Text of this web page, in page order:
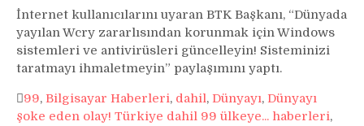
İnternet kullanıcılarını uyaran BTK Başkanı, “Dünyada
yayılan Wcry zararlısından korunmak için Windows
sistemleri ve antivirüsleri güncelleyin! Sisteminizi
taratmayı ihmaletmeyin” paylaşımını yaptı.
99, Bilgisayar Haberleri, dahil, Dünyayı, Dünyayı
şoke eden olay! Türkiye dahil 99 ülkeye... haberleri,